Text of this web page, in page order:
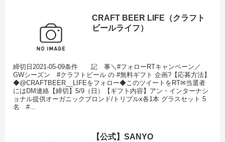
CRAFT BEER LIFE（クラフト
ビールライフ）
締切日2021-05-09条件 記 事＼#フォローRTキャンペーン／
GWシーズン #クラフトビール の #無料ギフト 企画?【応募方法】
◆@CRAFTBEER__LIFEをフォロー◆このツイートをRT✉当選者
にはDM連絡【締切】5/9（日）【ギフト内容】アン・インターナシ
ョナル提供オーガニックブロンド/トリプルx各1本 グラスセット 5
名 #...
【公式】SANYO